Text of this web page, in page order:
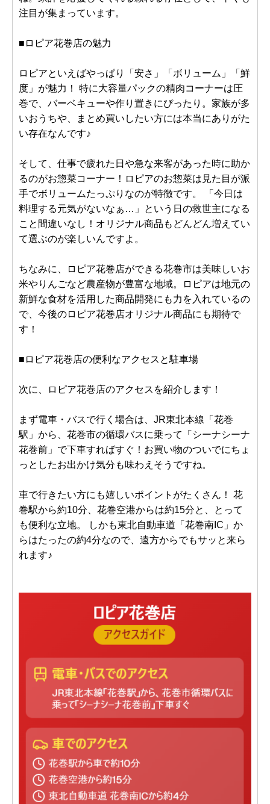
注目が集まっています。
■ロピア花巻店の魅力
ロピアといえばやっぱり「安さ」「ボリューム」「鮮
度」が魅力！ 特に大容量パックの精肉コーナーは圧
巻で、バーベキューや作り置きにぴったり。家族が多
いおうちや、まとめ買いしたい方には本当にありがた
い存在なんです♪
そして、仕事で疲れた日や急な来客があった時に助か
るのがお惣菜コーナー！ロピアのお惣菜は見た目が派
手でボリュームたっぷりなのが特徴です。 「今日は
料理する元気がないなぁ…」という日の救世主になる
こと間違いなし！オリジナル商品もどんどん増えてい
て選ぶのが楽しいんですよ。
ちなみに、ロピア花巻店ができる花巻市は美味しいお
米やりんごなど農産物が豊富な地域。ロピアは地元の
新鮮な食材を活用した商品開発にも力を入れているの
で、今後のロピア花巻店オリジナル商品にも期待で
す！
■ロピア花巻店の便利なアクセスと駐車場
次に、ロピア花巻店のアクセスを紹介します！
まず電車・バスで行く場合は、JR東北本線「花巻
駅」から、花巻市の循環バスに乗って「シーナシーナ
花巻前」で下車すればすぐ！お買い物のついでにちょ
っとしたお出かけ気分も味わえそうですね。
車で行きたい方にも嬉しいポイントがたくさん！ 花
巻駅から約10分、花巻空港からは約15分と、とって
も便利な立地。 しかも東北自動車道「花巻南IC」か
らはたったの約4分なので、遠方からでもサッと来ら
れます♪